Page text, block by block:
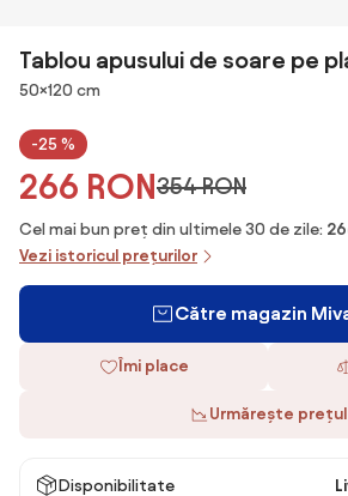
Tablou apusului de soare pe
Dimensiuni
50×120 cm
-25 %
266 RON354 RON
Cel mai bun preț din ultimele 30 de zile:
Vezi istoricul prețurilor
Către magazin
Îmi place
Urmărește prețul
Disponibilitate